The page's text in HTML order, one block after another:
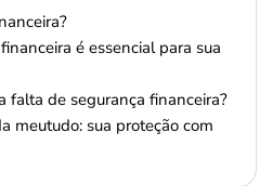
é essencial para sua
falta de segurança financeira?
meutudo: sua proteção com